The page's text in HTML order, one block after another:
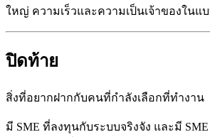
ใหญ่ ความเร็วและความเป็นเจ้าของในแบ
ปิดท้าย
สิ่งที่อยากฝากกับคนที่กำลังเลือกที่ทำงาน
มี SME ที่ลงทุนกับระบบจริงจัง และมี